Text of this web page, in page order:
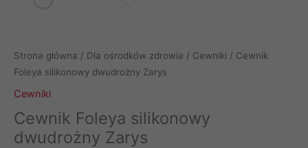
Strona główna / Dla ośrodków zdrowia / Cewniki / Cewnik
Foleya silikonowy dwudrożny Zarys
Cewniki
Cewnik Foleya silikonowy
dwudrożny Zarys